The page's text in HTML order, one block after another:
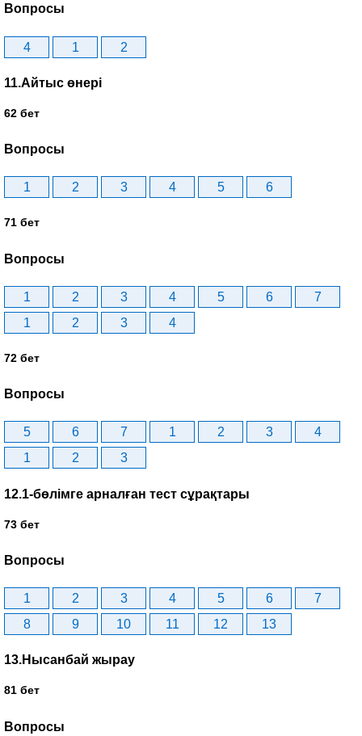
Вопросы
4 1 2
11.Айтыс өнері
62 бет
Вопросы
1 2 3 4 5 6
71 бет
Вопросы
1 2 3 4 5 6
7
1
2 3 4
72 бет
Вопросы
5 6 7 1 2 3
4
1
2 3
12.1-бөлімге арналған тест сұрақтары
73 бет
Вопросы
1 2 3 4 5 6
7
8
9 10 11 12 13
13.Нысанбай жырау
81 бет
Вопросы